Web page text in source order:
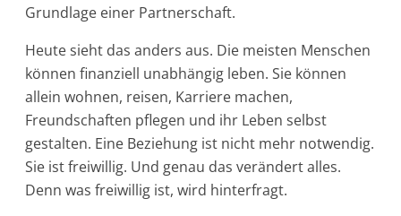
Grundlage einer Partnerschaft.
Heute sieht das anders aus. Die meisten Menschen
können finanziell unabhängig leben. Sie können
allein wohnen, reisen, Karriere machen,
Freundschaften pflegen und ihr Leben selbst
gestalten. Eine Beziehung ist nicht mehr notwendig.
Sie ist freiwillig. Und genau das verändert alles.
Denn was freiwillig ist, wird hinterfragt.